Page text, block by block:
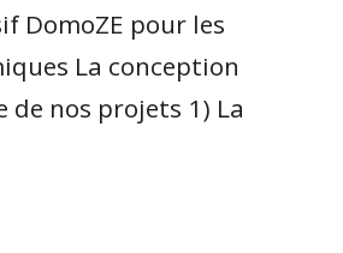
DomoZE pour les
La conception
de nos projets 1) La